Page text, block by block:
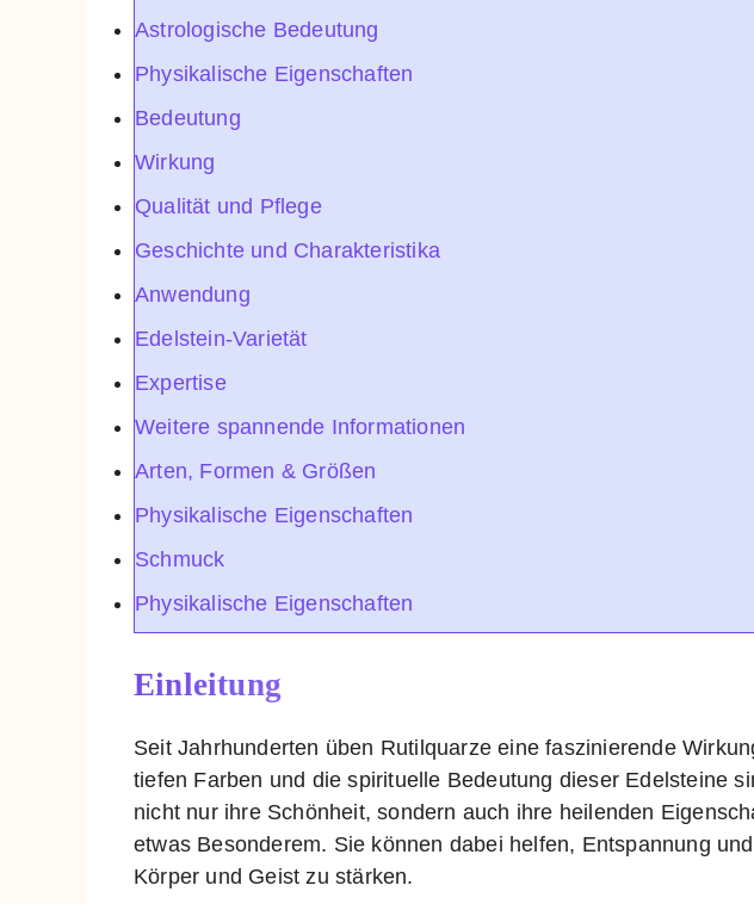
Astrologische Bedeutung
Physikalische Eigenschaften
Bedeutung
Wirkung
Qualität und Pflege
Geschichte und Charakteristika
Anwendung
Edelstein-Varietät
Expertise
Weitere spannende Informationen
Arten, Formen & Größen
Physikalische Eigenschaften
Schmuck
Physikalische Eigenschaften
Einleitung
Seit Jahrhunderten üben Rutilquarze eine faszinierende
tiefen Farben und die spirituelle Bedeutung dieser Edelsteine
nicht nur ihre Schönheit, sondern auch ihre heilenden
etwas Besonderem. Sie können dabei helfen, Entspannung
Körper und Geist zu stärken.